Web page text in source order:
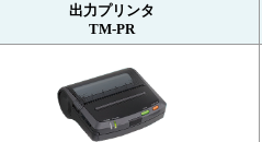
出力プリンタ
TM-PR